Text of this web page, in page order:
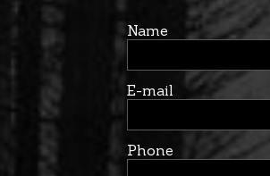
Name
E-mail
Phone